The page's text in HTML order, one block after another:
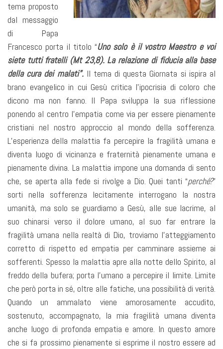
tema proposto
dal messaggio
di Papa
Francesco porta il titolo “Uno solo è il vostro Maestro e voi
siete tutti fratelli (Mt 23,8). La relazione di fiducia alla base
della cura dei malati”. Il tema di questa Giornata si ispira al
brano evangelico in cui Gesù critica l’ipocrisia di coloro che
dicono ma non fanno. Il Papa sviluppa la sua riflessione
ponendo al centro l’empatia come via per essere pienamente
cristiani nel nostro approccio al mondo della sofferenza.
L’esperienza della malattia fa percepire la fragilità umana e
diventa luogo di vicinanza e fraternità pienamente umana e
pienamente divina. La malattia impone una domanda di sento
che, se aperta alla fede si rivolge a Dio. Quei tanti “perché?”
sorti nella sofferenza lecitamente interrogano la nostra
umanità, ma solo se guardiamo a Gesù, alle sue lacrime, al
suo chinarsi verso il dolore umano, al suo far entrare la
fragilità umana nella realtà di Dio, troviamo l’atteggiamento
corretto di rispetto ed empatia per camminare assieme ai
sofferenti. Spesso la malattia apre alla notte dello Spirito, al
freddo della bufera; porta l’umano a percepire il limite. Limite
che però porta in sé, oltre alle fatiche, una possibilità di verità.
Quando un ammalato viene amorosamente accudito,
sostenuto, accompagnato, la mia fragilità umana diventa
anche luogo di profonda empatia e amore. In questo amore
che si fa prossimo pienamente si esprime il nostro essere ad